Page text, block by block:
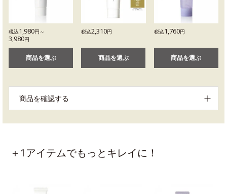
税込1,980円～
3,980円
商品を選ぶ
税込2,310円
商品を選ぶ
税込1,760円
商品を選ぶ
商品を確認する
＋1アイテムでもっとキレイに！